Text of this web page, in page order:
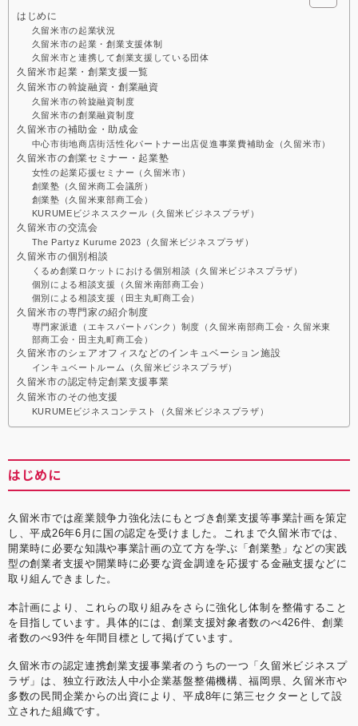
はじめに
久留米市の起業状況
久留米市の起業・創業支援体制
久留米市と連携して創業支援している団体
久留米市起業・創業支援一覧
久留米市の斡旋融資・創業融資
久留米市の斡旋融資制度
久留米市の創業融資制度
久留米市の補助金・助成金
中心市街地商店街活性化パートナー出店促進事業費補助金（久留米市）
久留米市の創業セミナー・起業塾
女性の起業応援セミナー（久留米市）
創業塾（久留米商工会議所）
創業塾（久留米東部商工会）
KURUMEビジネススクール（久留米ビジネスプラザ）
久留米市の交流会
The Partyz Kurume 2023（久留米ビジネスプラザ）
久留米市の個別相談
くるめ創業ロケットにおける個別相談（久留米ビジネスプラザ）
個別による相談支援（久留米南部商工会）
個別による相談支援（田主丸町商工会）
久留米市の専門家の紹介制度
専門家派遣（エキスパートバンク）制度（久留米南部商工会・久留米東
部商工会・田主丸町商工会）
久留米市のシェアオフィスなどのインキュベーション施設
インキュベートルーム（久留米ビジネスプラザ）
久留米市の認定特定創業支援事業
久留米市のその他支援
KURUMEビジネスコンテスト（久留米ビジネスプラザ）
はじめに
久留米市では産業競争力強化法にもとづき創業支援等事業計画を策定
し、平成26年6月に国の認定を受けました。これまで久留米市では、
開業時に必要な知識や事業計画の立て方を学ぶ「創業塾」などの実践
型の創業者支援や開業時に必要な資金調達を応援する金融支援などに
取り組んできました。
本計画により、これらの取り組みをさらに強化し体制を整備すること
を目指しています。具体的には、創業支援対象者数のべ426件、創業
者数のべ93件を年間目標として掲げています。
久留米市の認定連携創業支援事業者のうちの一つ「久留米ビジネスプ
ラザ」は、独立行政法人中小企業基盤整備機構、福岡県、久留米市や
多数の民間企業からの出資により、平成8年に第三セクターとして設
立された組織です。